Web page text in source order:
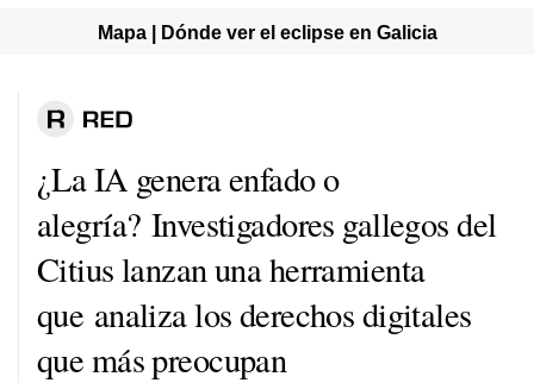
Mapa | Dónde ver el eclipse en Galicia
¿La IA genera enfado o
alegría? Investigadores gallegos del
Citius lanzan una herramienta
que analiza los derechos digitales
que más preocupan